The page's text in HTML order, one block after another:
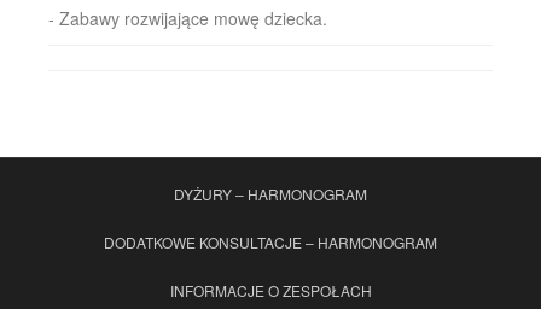
- Zabawy rozwijające mowę dziecka.
DYŻURY – HARMONOGRAM
DODATKOWE KONSULTACJE – HARMONOGRAM
INFORMACJE O ZESPOŁACH